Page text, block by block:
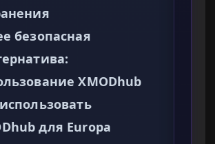
безопасная
XMODhub
для Europa